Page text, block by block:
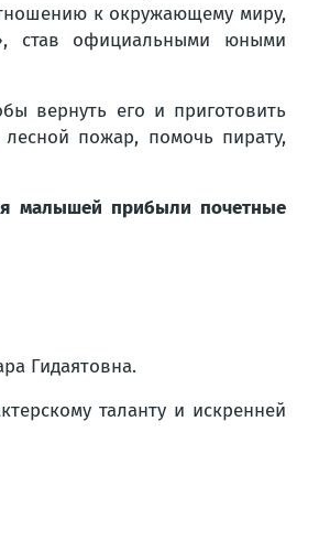
к окружающему миру,
став официальными юными
вернуть его и приготовить
пожар, помочь пирату,
малышей прибыли почетные
Гидаятовна.
таланту и искренней